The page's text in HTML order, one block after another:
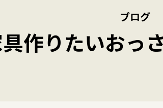
ブログ
具作りたいおっ